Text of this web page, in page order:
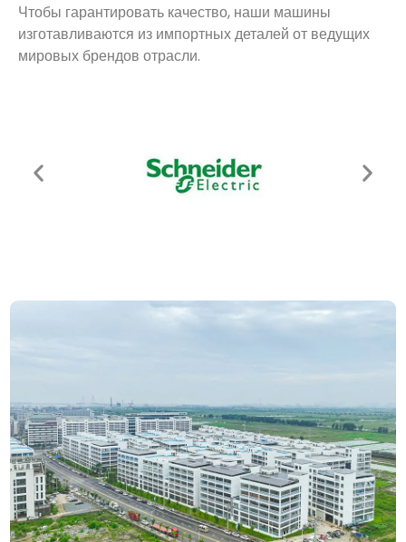
Чтобы гарантировать качество, наши машины
изготавливаются из импортных деталей от ведущих
мировых брендов отрасли.